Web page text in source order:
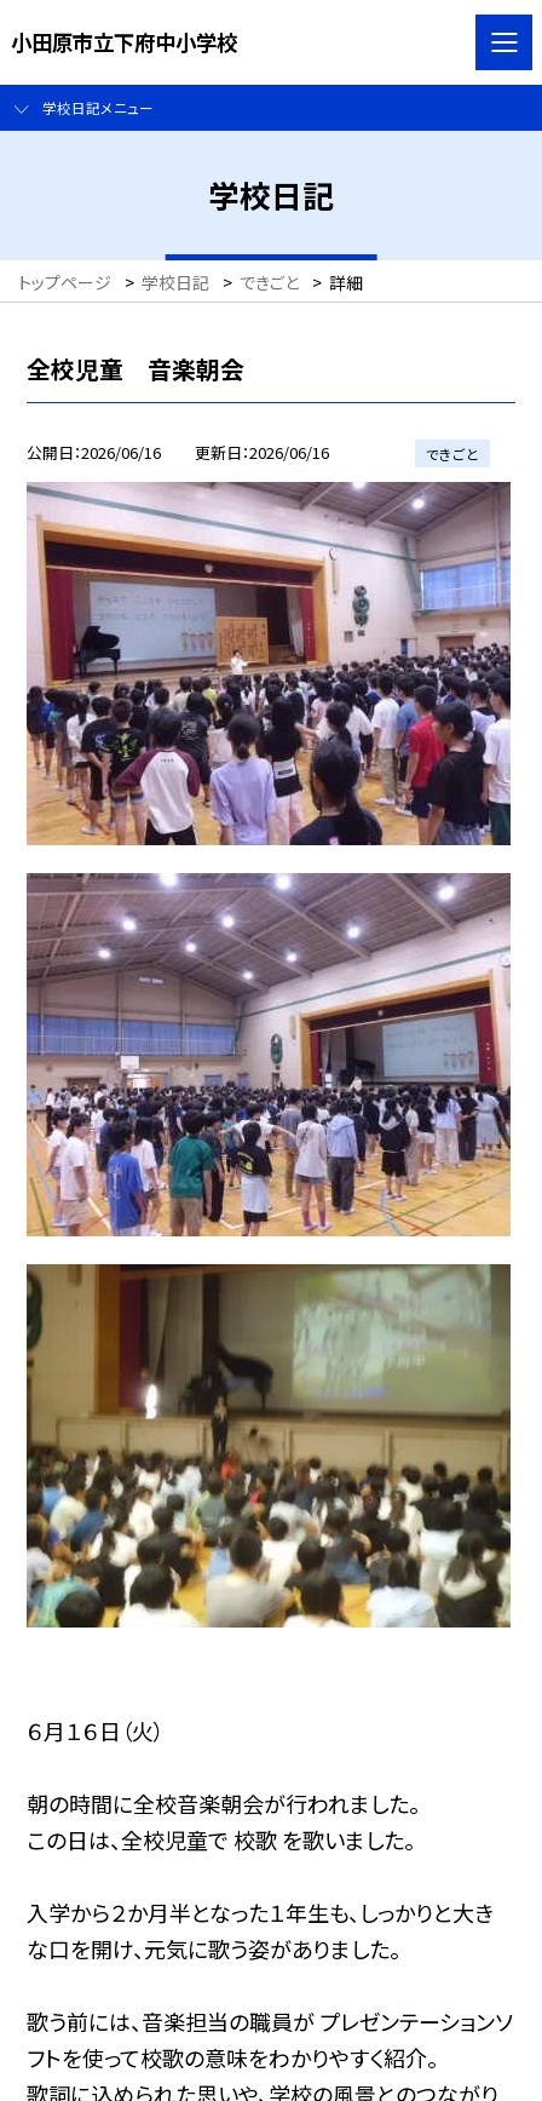
小田原市立下府中小学校
学校日記メニュー
学校日記
トップページ > 学校日記 > できごと > 詳細
全校児童 音楽朝会
公開日 2026/06/16 更新日 2026/06/16 できごと
６月１６日（火）
朝の時間に全校音楽朝会が行われました。
この日は、全校児童で 校歌 を歌いました。
入学から２か月半となった１年生も、しっかりと大き
な口を開け、元気に歌う姿がありました。
歌う前には、音楽担当の職員が プレゼンテーションソ
フトを使って校歌の意味をわかりやすく紹介。
歌詞に込められた思いや、学校の風景とのつながり